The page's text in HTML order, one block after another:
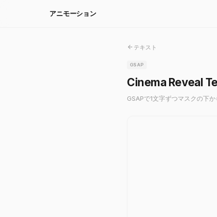
アニモーション
テキスト
GSAP
Cinema Reveal
GSAPで1文字ずつマスクの下